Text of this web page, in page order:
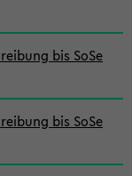
bis SoSe
bis SoSe